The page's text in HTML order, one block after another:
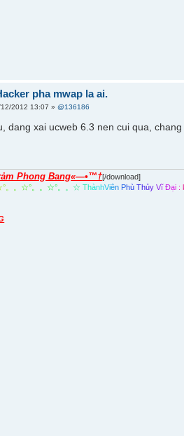
pha mwap la ai.
2012 13:07 »@136186
dang xai ucweb 6.3 nen cui qua,
Phong Bang«—•™†[/download]
°。 。 ☆°。 。 ☆°。 。 ☆ ThànhViên Phù Thủy Vĩ Đại :